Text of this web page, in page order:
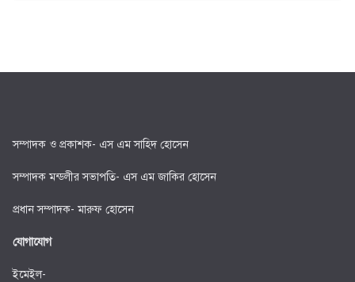
সম্পাদক ও প্রকাশক- এস এম সাহিদ হোসেন
সম্পাদক মন্ডলীর সভাপতি- এস এম জাকির হোসেন
প্রধান সম্পাদক- মারুফ হোসেন
যোগাযোগ
ইমেইল-